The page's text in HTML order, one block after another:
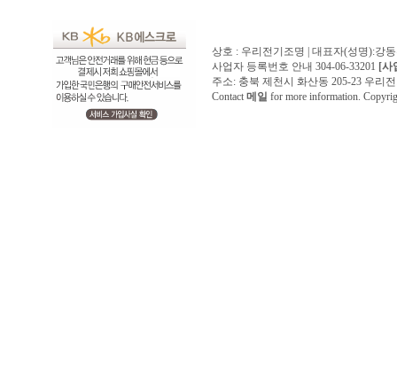
상호 : 우리전기조명 | 대표자(성명):강
사업자 등록번호 안내 304-06-33201 [사
주소: 충북 제천시 화산동 205-23 우리
Contact 메일 for more information.